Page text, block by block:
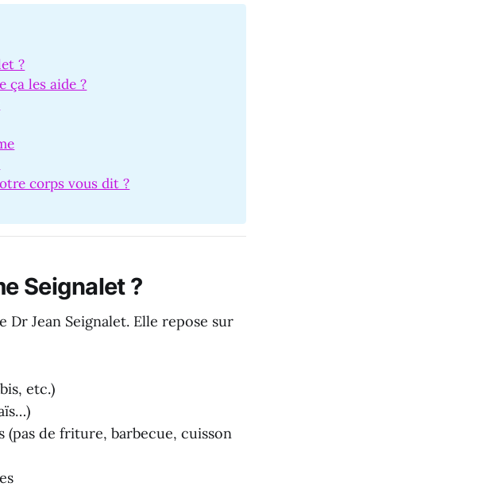
?
ça les aide ?
corps vous dit ?
Seignalet ?
Dr Jean Seignalet. Elle repose sur
etc.)
(pas de friture, barbecue, cuisson